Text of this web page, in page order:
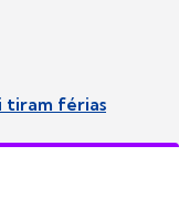
tiram férias